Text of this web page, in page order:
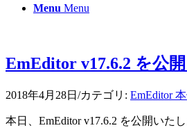
Menu Menu
EmEditor v17.6.2 を公開
2018年4月28日 /カテゴリ: EmEditor
本日、EmEditor v17.6.2 を公開いたし